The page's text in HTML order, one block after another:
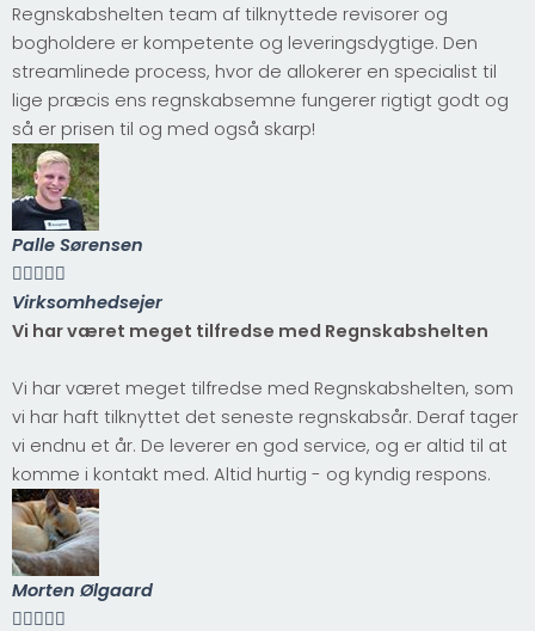
Regnskabshelten team af tilknyttede revisorer og
bogholdere er kompetente og leveringsdygtige. Den
streamlinede process, hvor de allokerer en specialist til
lige præcis ens regnskabsemne fungerer rigtigt godt og
så er prisen til og med også skarp!
Palle Sørensen

Virksomhedsejer
Vi har været meget tilfredse med Regnskabshelten
Vi har været meget tilfredse med Regnskabshelten, som
vi har haft tilknyttet det seneste regnskabsår. Deraf tager
vi endnu et år. De leverer en god service, og er altid til at
komme i kontakt med. Altid hurtig - og kyndig respons.
Morten Ølgaard
